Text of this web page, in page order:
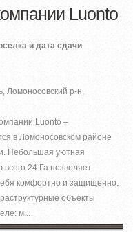
Luonto
и дата сдачи
Ломоносовский р-н,
Luonto –
в Ломоносовском районе
Небольшая уютная
24 Га позволяет
комфортно и защищенно.
объекты
м...